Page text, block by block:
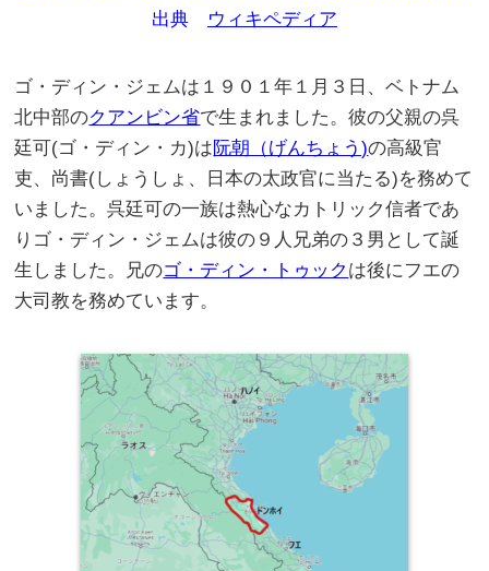
出典
ウィキペディア
ゴ・ディン・ジェムは１９０１年１月３日、ベトナム
北中部のクアンビン省で生まれました。彼の父親の呉
廷可(ゴ・ディン・カ)は阮朝（げんちょう)の高級官
吏、尚書(しょうしょ、日本の太政官に当たる)を務めて
いました。呉廷可の一族は熱心なカトリック信者であ
りゴ・ディン・ジェムは彼の９人兄弟の３男として誕
生しました。兄のゴ・ディン・トゥック は後にフエの
大司教を務めています。